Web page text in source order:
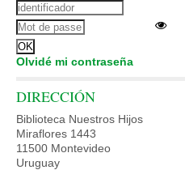
Olvidé mi contraseña
DIRECCIÓN
Biblioteca Nuestros Hijos
Miraflores 1443
11500 Montevideo
Uruguay